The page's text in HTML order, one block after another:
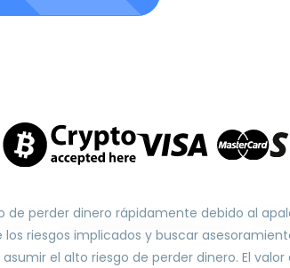
de perder dinero rápidamente debido al
riesgos implicados y buscar
el alto riesgo de perder dinero. El